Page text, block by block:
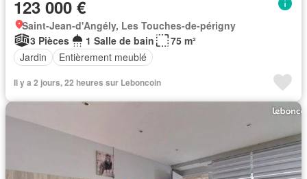
123 000 €
Saint-Jean-d'Angély, Les Touches-de-périgny
3 Pièces
1 Salle de bain
75 m²
Jardin
Entièrement meublé
Il y a 2 jours, 22 heures sur Leboncoin